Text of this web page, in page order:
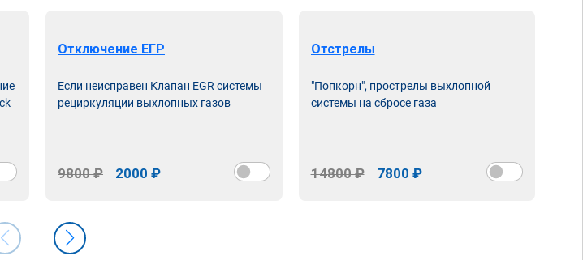
Отключение ЕГР
Если неисправен Клапан EGR системы
рециркуляции выхлопных газов
9800 ₽ 2000 ₽
Отстрелы
"Попкорн", прострелы выхлопной
системы на сбросе газа
14800 ₽ 7800 ₽